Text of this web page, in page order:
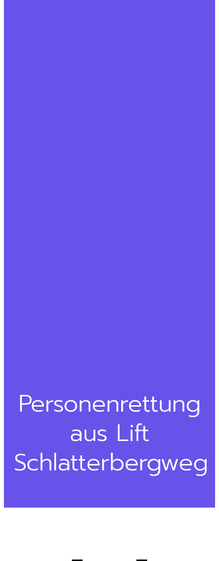
Personenrettung
aus Lift
Schlatterbergweg